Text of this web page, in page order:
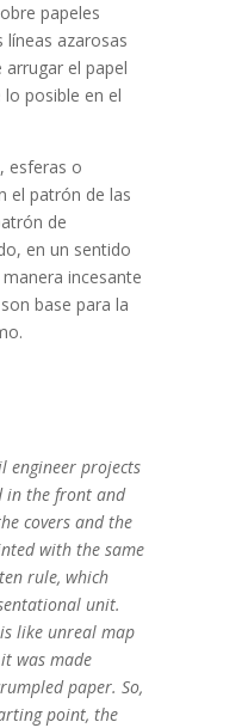
papeles
líneas azarosas
arrugar el papel
posible en el
esferas o
el patrón de las
de
en un sentido
incesante
base para la
engineer projects
in the front and
covers and the
with the same
rule, which
unit.
like unreal map
was made
paper. So,
point, the